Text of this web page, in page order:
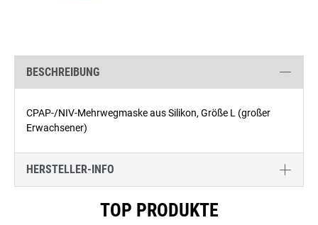
BESCHREIBUNG
CPAP-/NIV-Mehrwegmaske aus Silikon, Größe L (großer
Erwachsener)
HERSTELLER-INFO
TOP PRODUKTE